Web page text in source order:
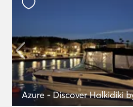
Azure - Discover Halkidiki